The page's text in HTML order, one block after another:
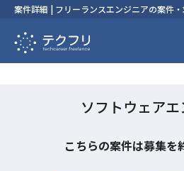
案件詳細 | フリーランスエンジニアの案件・
ソフトウェア
こちらの案件は募集を